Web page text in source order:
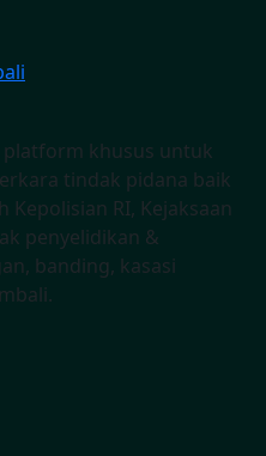
platform khusus untuk
tindak pidana baik
RI, Kejaksaan
penyelidikan &
banding, kasasi